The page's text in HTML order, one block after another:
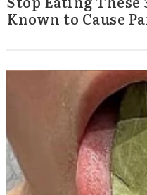
Known to Cause